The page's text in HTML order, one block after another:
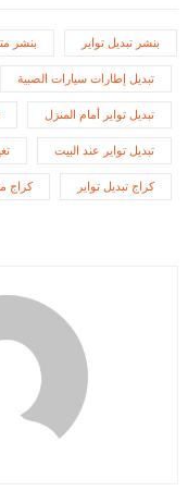
بنشر تبديل تواير بنشر
تبديل إطارات سيارات الصبية
تبديل تواير أمام المنزل
تبديل تواير عند البيت
كراج تبديل تواير كراج